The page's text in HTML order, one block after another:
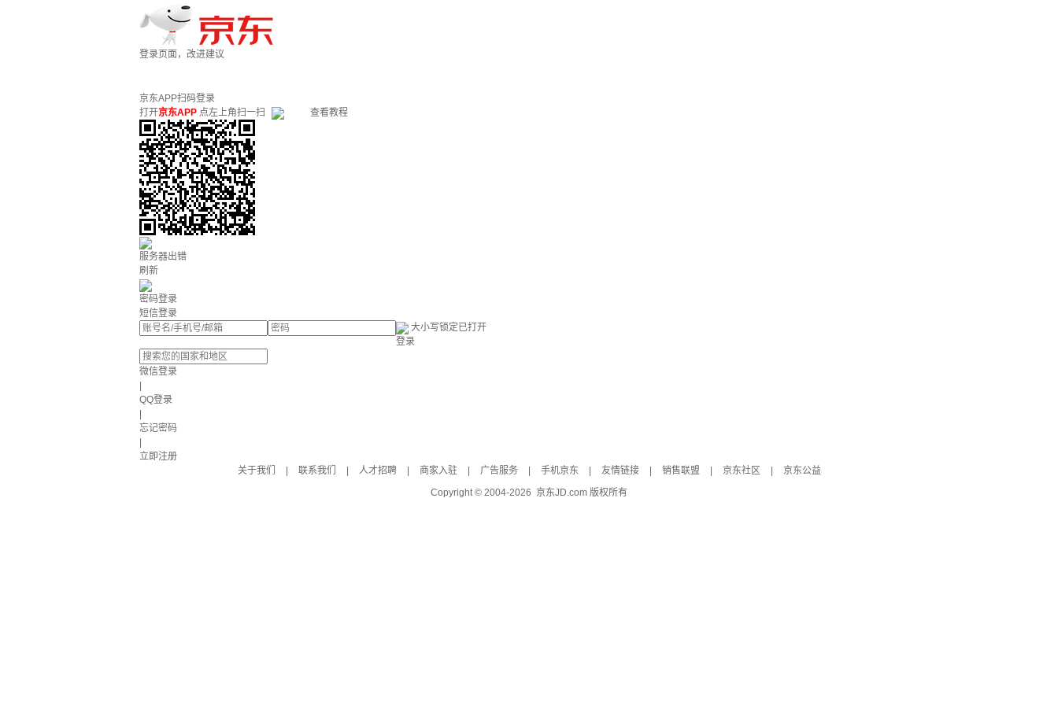
登录页面，改进建议
京东APP扫码登录
打开京东APP 点左上角扫一扫 查看教程
服务器出错
刷新
密码登录
短信登录
大小写锁定已打开
登录
微信登录
QQ登录
忘记密码
立即注册
关于我们
联系我们 人才招聘 商家入驻 广告服务 手机京东 友情链接 销售联盟 京东社区
京东公益
Copyright © 2004-2026 京东JD.com 版权所有